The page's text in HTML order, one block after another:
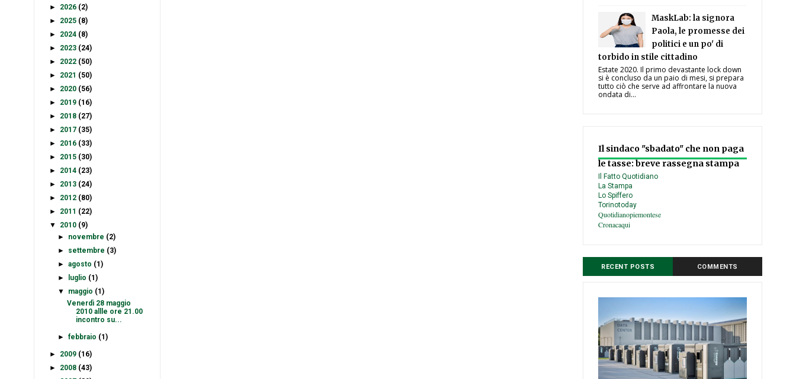
► 2026 (2)
► 2025 (8)
► 2024 (8)
► 2023 (24)
► 2022 (50)
► 2021 (50)
► 2020 (56)
► 2019 (16)
► 2018 (27)
► 2017 (35)
► 2016 (33)
► 2015 (30)
► 2014 (23)
► 2013 (24)
► 2012 (80)
► 2011 (22)
▼
2010 (9)
► novembre (2)
► settembre (3)
►agosto (1)
►
luglio (1)
▼
maggio (1)
Venerdì 28 maggio
2010 allle ore 21.00
incontro su...
►febbraio (1)
► 2009 (16)
► 2008 (43)
MaskLab: la signora
Paola, le promesse dei
politici e un po' di
torbido in stile cittadino
Estate 2020. Il primo devastante lock down
si è concluso da un paio di mesi, si prepara
tutto ciò che serve ad affrontare la nuova
ondata di...
Il sindaco "sbadato" che non paga
le tasse: breve rassegna stampa
Il Fatto Quotidiano
La Stampa
Lo Spiffero
Torinotoday
Quotidianopiemontese
Cronacaqui
RECENT POSTS COMMENTS